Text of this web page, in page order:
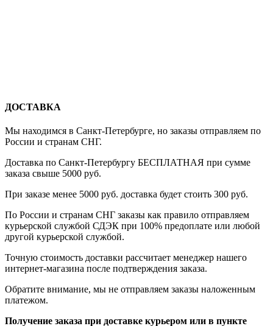
ДОСТАВКА
Мы находимся в Санкт-Петербурге, но заказы отправляем по
России и странам СНГ.
Доставка по Санкт-Петербургу БЕСПЛАТНАЯ при сумме
заказа свыше 5000 руб.
При заказе менее 5000 руб. доставка будет стоить 300 руб.
По России и странам СНГ заказы как правило отправляем
курьерской службой СДЭК при 100% предоплате или любой
другой курьерской службой.
Точную стоимость доставки рассчитает менеджер нашего
интернет-магазина после подтверждения заказа.
Обратите внимание, мы не отправляем заказы наложенным
платежом.
Получение заказа при доставке курьером или в пункте